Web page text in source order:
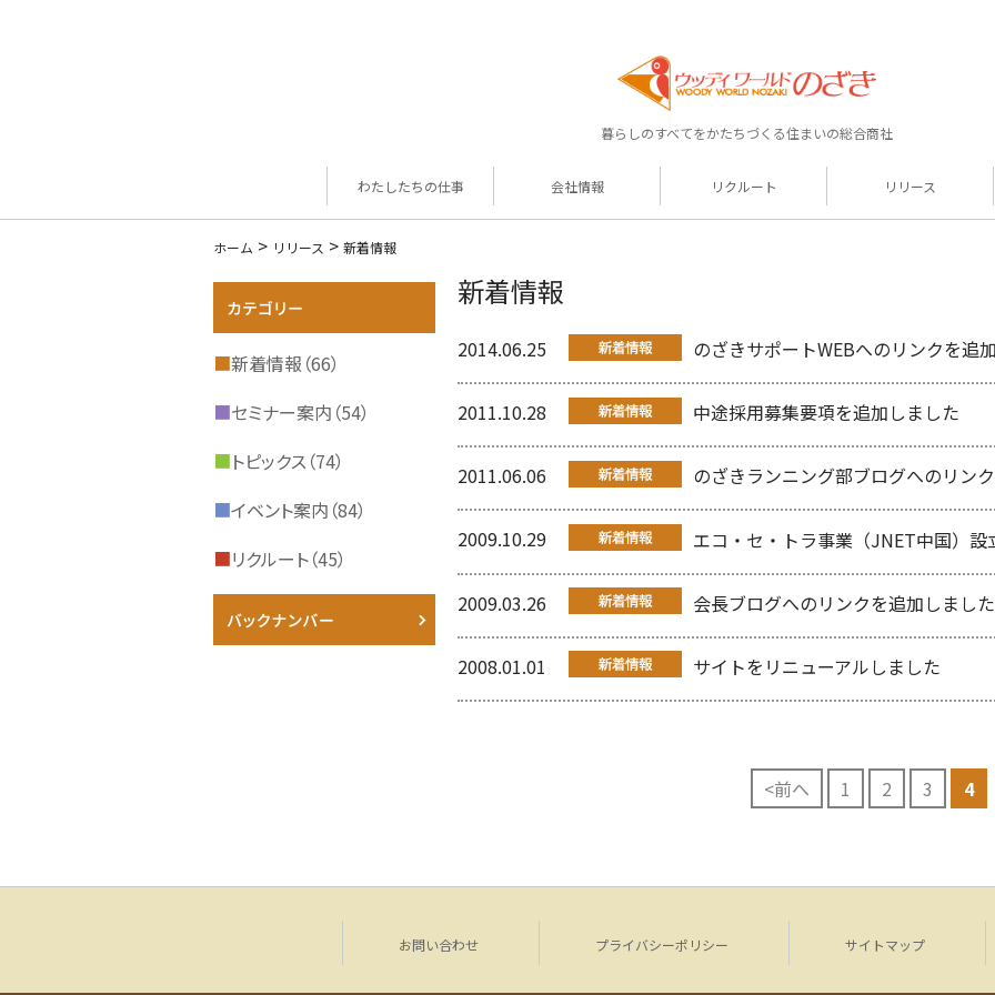
暮らしのすべてをかたちづくる住まいの総合商社
わたしたちの仕事 会社情報 リクルート リリース
ホーム > リリース > 新着情報
新着情報
2014.06.25 のざきサポートWEBへのリンクを追
2011.10.28 中途採用募集要項を追加しました
2011.06.06 のざきランニング部ブログへのリン
2009.10.29 エコ・セ・トラ事業（JNET中国）設
2009.03.26 会長ブログへのリンクを追加しました
2008.01.01 サイトをリニューアルしました
<前へ 1 2 3 4
■新着情報（66）
■セミナー案内（54）
■トピックス（74）
■イベント案内（84）
■リクルート（45）
お問い合わせ プライバシーポリシー サイトマップ